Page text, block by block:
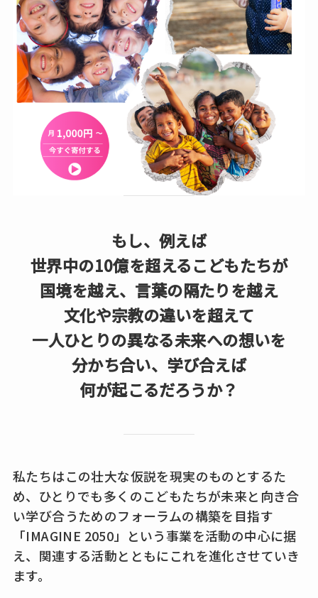
もし、例えば
世界中の10億を超えるこどもたちが
国境を越え、言葉の隔たりを越え
文化や宗教の違いを超えて
一人ひとりの異なる未来への想いを
分かち合い、学び合えば
何が起こるだろうか？
私たちはこの壮大な仮説を現実のものとするた
め、ひとりでも多くのこどもたちが未来と向き合
い学び合うためのフォーラムの構築を目指す
「IMAGINE 2050」という事業を活動の中心に据
え、関連する活動とともにこれを進化させていき
ます。